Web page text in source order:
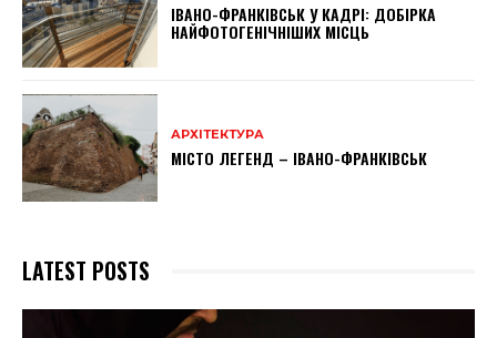
ІВАНО-ФРАНКІВСЬК У КАДРІ: ДОБІРКА
НАЙФОТОГЕНІЧНІШИХ МІСЦЬ
АРХІТЕКТУРА
МІСТО ЛЕГЕНД – ІВАНО-ФРАНКІВСЬК
LATEST POSTS